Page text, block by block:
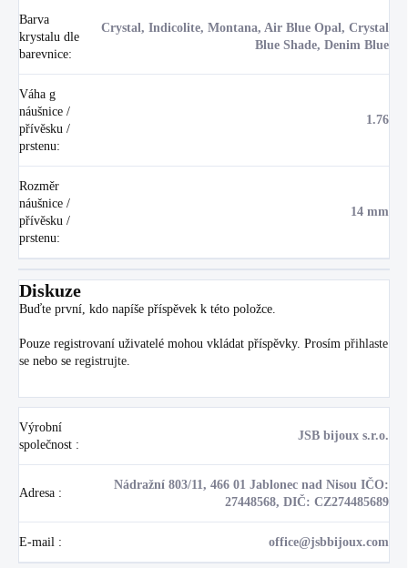
Barva
krystalu dle
barevnice:
Crystal, Indicolite, Montana, Air Blue Opal, Crystal
Blue Shade, Denim Blue
Váha g
náušnice /
přívěsku /
prstenu:
1.76
Rozměr
náušnice /
přívěsku /
prstenu:
14 mm
Diskuze
Buďte první, kdo napíše příspěvek k této položce.
Pouze registrovaní uživatelé mohou vkládat příspěvky. Prosím přihlaste
se nebo se registrujte
Výrobní
společnost :
JSB bijoux s.r.o.
Adresa :
Nádražní 803/11, 466 01 Jablonec nad Nisou IČO:
27448568, DIČ: CZ274485689
E-mail : office@jsbbijoux.com